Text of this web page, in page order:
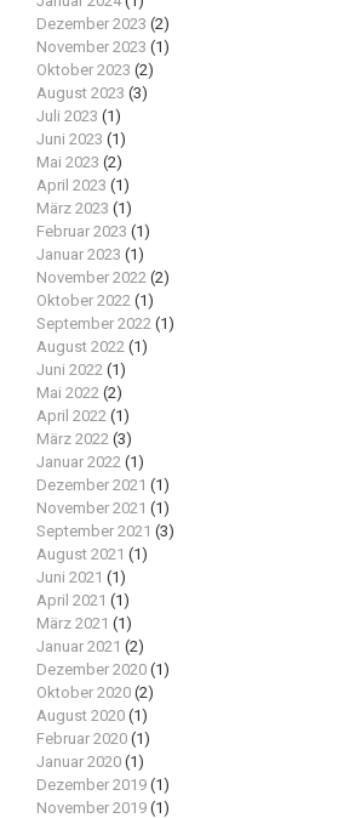
Dezember 2023 (2)
November 2023 (1)
Oktober 2023 (2)
August 2023 (3)
Juli 2023 (1)
Juni 2023 (1)
Mai 2023 (2)
April 2023 (1)
März 2023 (1)
Februar 2023 (1)
Januar 2023 (1)
November 2022 (2)
Oktober 2022 (1)
September 2022 (1)
August 2022 (1)
Juni 2022 (1)
Mai 2022 (2)
April 2022 (1)
März 2022 (3)
Januar 2022 (1)
Dezember 2021 (1)
November 2021 (1)
September 2021 (3)
August 2021 (1)
Juni 2021 (1)
April 2021 (1)
März 2021 (1)
Januar 2021 (2)
Dezember 2020 (1)
Oktober 2020 (2)
August 2020 (1)
Februar 2020 (1)
Januar 2020 (1)
Dezember 2019 (1)
November 2019 (1)